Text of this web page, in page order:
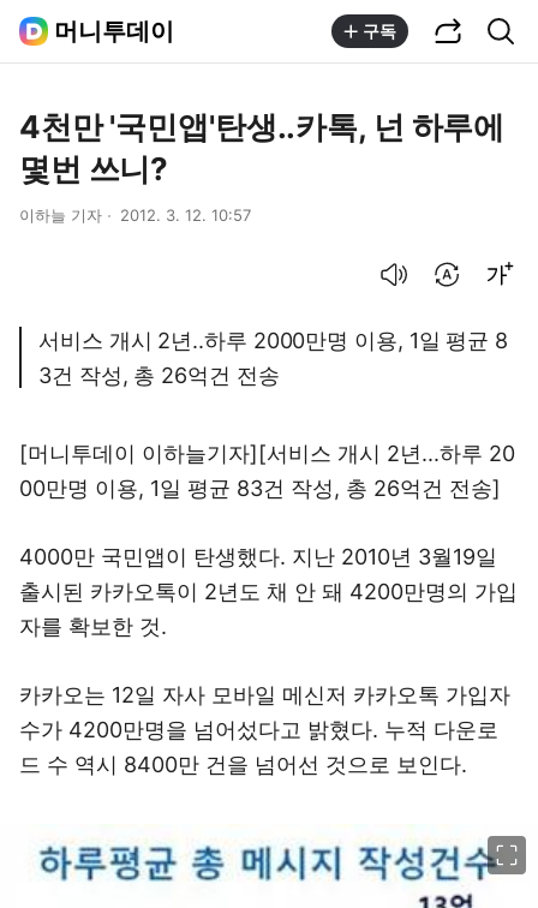
머니투데이 구독
4천만 '국민앱'탄생..카톡, 넌 하루에
몇번 쓰니?
이하늘 기자 2012. 3. 12. 10:57
서비스 개시 2년..하루 2000만명 이용, 1일 평균 8
3건 작성, 총 26억건 전송
[머니투데이 이하늘기자][서비스 개시 2년...하루 20
00만명 이용, 1일 평균 83건 작성, 총 26억건 전송]
4000만 국민앱이 탄생했다. 지난 2010년 3월19일
출시된 카카오톡이 2년도 채 안 돼 4200만명의 가입
자를 확보한 것.
카카오는 12일 자사 모바일 메신저 카카오톡 가입자
수가 4200만명을 넘어섰다고 밝혔다. 누적 다운로
드 수 역시 8400만 건을 넘어선 것으로 보인다.